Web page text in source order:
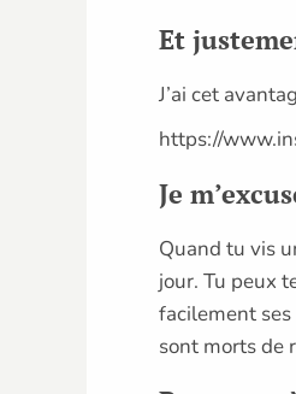
Et
J’ai cet
https://
Je
Quand tu vis
jour. Tu peux
facilement ses
sont morts de